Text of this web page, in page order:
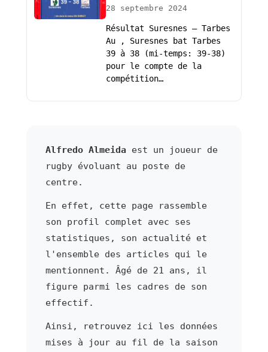
28 septembre 2024
Résultat Suresnes – Tarbes
Au , Suresnes bat Tarbes
39 à 38 (mi-temps: 39-38)
pour le compte de la
compétition…
Alfredo Almeida est un joueur de
rugby évoluant au poste de
centre.
En effet, cette page rassemble
son profil complet avec ses
statistiques, son actualité et
l'ensemble des articles qui le
mentionnent. Âgé de 21 ans, il
figure parmi les cadres de son
effectif.
Ainsi, retrouvez ici les données
mises à jour au fil de la saison